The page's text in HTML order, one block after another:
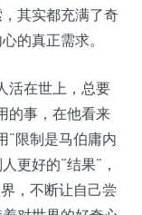
其实都充满了奇
的真正需求。
活在世上，总要
的事，在他看来
”限制是马伯庸内
更好的“结果”，
，不断让自己尝